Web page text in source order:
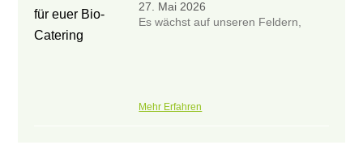
27. Mai 2026
Es wächst auf unseren Feldern,
Mehr Erfahren